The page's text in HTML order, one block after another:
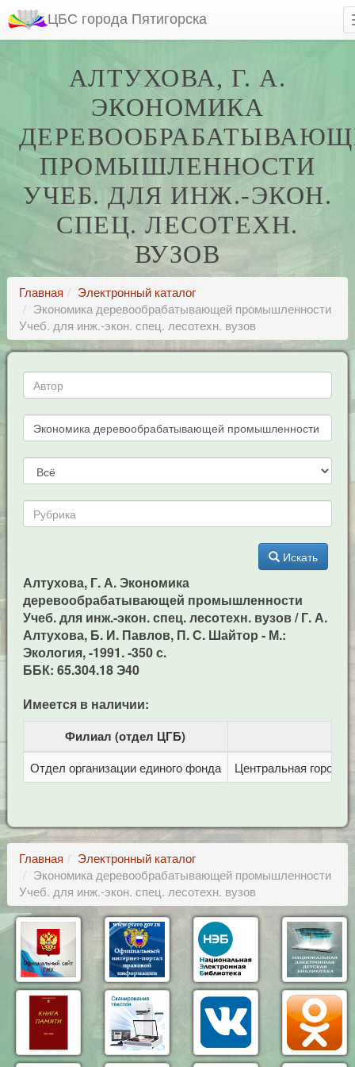
ЦБС города Пятигорска
АЛТУХОВА, Г. А.
ЭКОНОМИКА
ПРОМЫШЛЕННОСТИ
УЧЕБ. ДЛЯ ИНЖ.-ЭКОН.
СПЕЦ. ЛЕСОТЕХН.
ВУЗОВ
Главная
Электронный каталог
Экономика деревообрабатывающей промышленности
Учеб. для инж.-экон. спец. лесотехн. вузов
Искать
Алтухова, Г. А. Экономика
деревообрабатывающей промышленности
Учеб. для инж.-экон. спец. лесотехн. вузов / Г. А.
Алтухова, Б. И. Павлов, П. С. Шайтор - М.:
Экология, -1991. -350 с.
ББК: 65.304.18 Э40
Имеется в наличии:
Филиал (отдел ЦГБ)
Отдел организации единого фонда Центральная
Главная
Электронный каталог
Экономика деревообрабатывающей промышленности
Учеб. для инж.-экон. спец. лесотехн. вузов